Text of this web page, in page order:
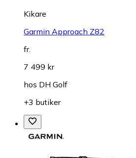
Kikare
Garmin Approach Z82
fr.
7 499 kr
hos DH Golf
+3 butiker